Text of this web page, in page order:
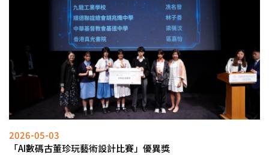
2026-05-03
「AI數碼古董珍玩藝術設計比賽」優異獎